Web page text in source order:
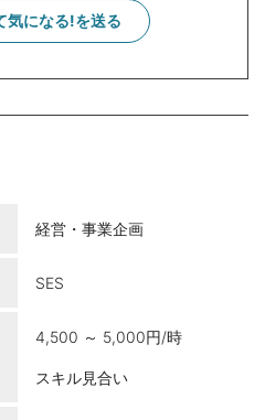
気になる!を送る
経営・事業企画
SES
4,500 ～ 5,000円/時
スキル見合い